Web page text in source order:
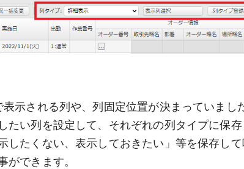
示される列や、列固定位置が決まっていました
い列を設定して、それぞれの列タイプに保存
したくない、表示しておきたい」等を保存し
できます。